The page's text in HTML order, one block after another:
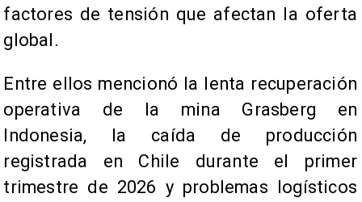
factores de tensión que afectan la oferta
global.
Entre ellos mencionó la lenta recuperación
operativa de la mina Grasberg en
Indonesia, la caída de producción
registrada en Chile durante el primer
trimestre de 2026 y problemas logísticos